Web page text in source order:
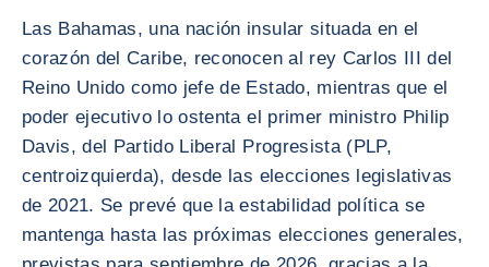
Las Bahamas, una nación insular situada en el
corazón del Caribe, reconocen al rey Carlos III del
Reino Unido como jefe de Estado, mientras que el
poder ejecutivo lo ostenta el primer ministro Philip
Davis, del Partido Liberal Progresista (PLP,
centroizquierda), desde las elecciones legislativas
de 2021. Se prevé que la estabilidad política se
mantenga hasta las próximas elecciones generales,